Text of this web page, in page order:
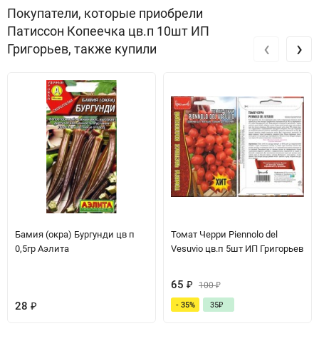
Покупатели, которые приобрели
Патиссон Копеечка цв.п 10шт ИП
Григорьев, также купили
Бамия (окра) Бургунди цв п
0,5гр Аэлита
28 ₽
Томат Черри Piennolo del
Vesuvio цв.п 5шт ИП Григорьев
65 ₽ 100₽
- 35% 35₽
‹ ›